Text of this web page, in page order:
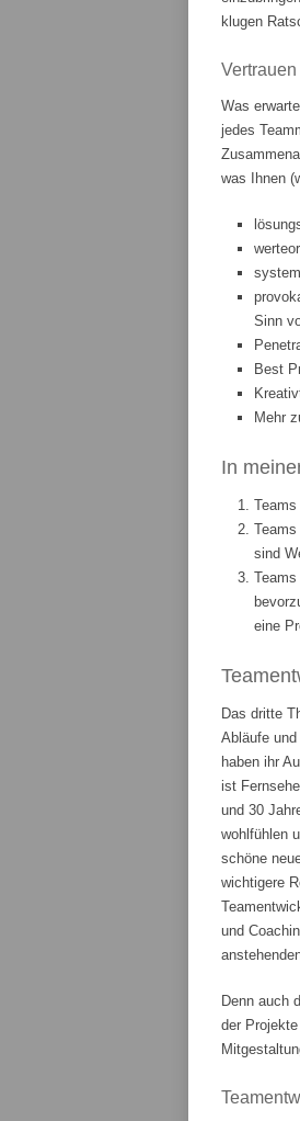
klugen
Was
jedes
was Ihnen
Sinn
Best
Mehr
In
sind
eine
Das dritte
Abläufe
haben ihr
ist
und 30
wohlfühlen
schöne
wichtigere
und
Denn auch
der